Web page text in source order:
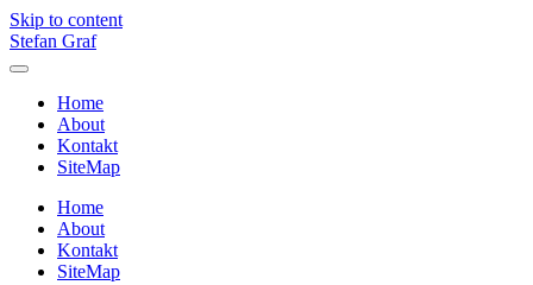
Skip to content
Stefan Graf
Home
About
Kontakt
SiteMap
Home
About
Kontakt
SiteMap